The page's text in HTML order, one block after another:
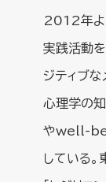
2012年よ
実践活動
ジティブな
心理学の知
やwell-
している